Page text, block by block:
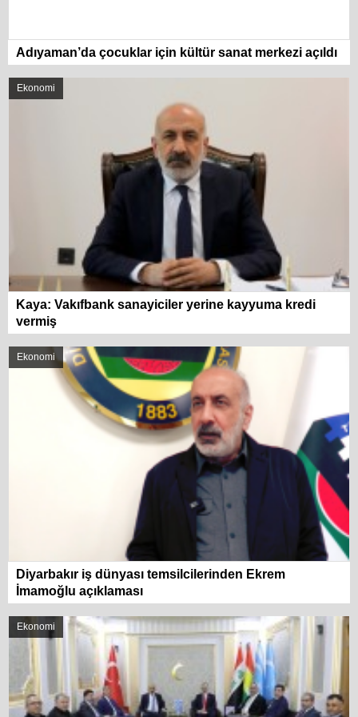
Adıyaman’da çocuklar için kültür sanat merkezi açıldı
Ekonomi
Kaya: Vakıfbank sanayiciler yerine kayyuma kredi
vermiş
Ekonomi
Diyarbakır iş dünyası temsilcilerinden Ekrem
İmamoğlu açıklaması
Ekonomi